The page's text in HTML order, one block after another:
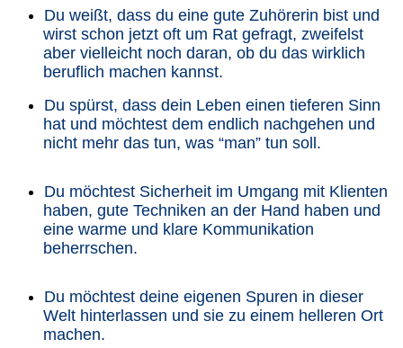
Du weißt, dass du eine gute Zuhörerin bist und
wirst schon jetzt oft um Rat gefragt, zweifelst
aber vielleicht noch daran, ob du das wirklich
beruflich machen kannst.
Du spürst, dass dein Leben einen tieferen Sinn
hat und möchtest dem endlich nachgehen und
nicht mehr das tun, was “man” tun soll.
Du möchtest Sicherheit im Umgang mit Klienten
haben, gute Techniken an der Hand haben und
eine warme und klare Kommunikation
beherrschen.
Du möchtest deine eigenen Spuren in dieser
Welt hinterlassen und sie zu einem helleren Ort
machen.